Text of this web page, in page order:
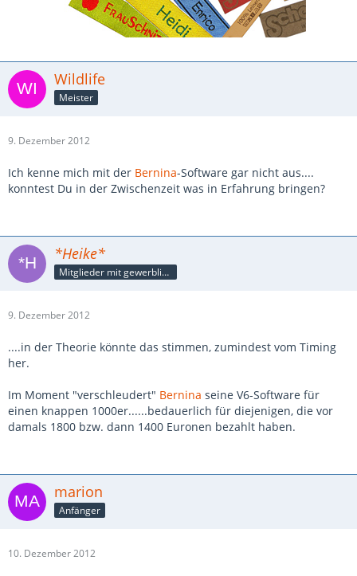
Wildlife
Meister
9. Dezember 2012
Ich kenne mich mit der Bernina-Software gar nicht aus....
konntest Du in der Zwischenzeit was in Erfahrung bringen?
*Heike*
Mitglieder mit gewerblicher Verbindung, auch als Mitarbeiter/in
9. Dezember 2012
....in der Theorie könnte das stimmen, zumindest vom Timing
her.
Im Moment "verschleudert" Bernina seine V6-Software für
einen knappen 1000er......bedauerlich für diejenigen, die vor
damals 1800 bzw. dann 1400 Euronen bezahlt haben.
marion
Anfänger
10. Dezember 2012